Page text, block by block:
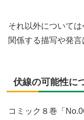
それ以外について
関係する描写や発言
伏線の可能性に
コミック８巻「